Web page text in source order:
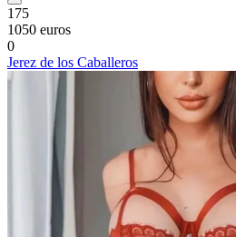
175
1050 euros
0
Jerez de los Caballeros